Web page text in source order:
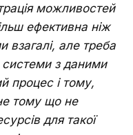
можливостей
ефективна ніж
взагалі, але треба
з даними
процес і тому,
тому що не
для такої